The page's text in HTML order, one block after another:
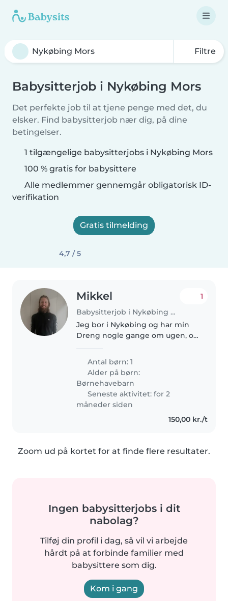
Filtre
Babysitterjob i Nykøbing Mors
Det perfekte job til at tjene penge med det, du
elsker. Find babysitterjob nær dig, på dine
betingelser.
1 tilgængelige babysitterjobs i Nykøbing Mors
100 % gratis for babysittere
Alle medlemmer gennemgår obligatorisk ID-
verifikation
Gratis tilmelding
4,7 / 5
Mikkel
Babysitterjob i Nykøbing Mors
1
Jeg bor i Nykøbing og har min
Dreng nogle gange om ugen, og
tror det vil være mere attraktivt
for ham at komme, hvis han
nogle gange havde en anden..
Antal børn: 1
Alder på børn:
Børnehavebarn
Seneste aktivitet: for 2
måneder siden
150,00 kr./t
Zoom ud på kortet for at finde flere resultater.
Ingen babysitterjobs i dit
nabolag?
Tilføj din profil i dag, så vil vi arbejde
hårdt på at forbinde familier med
babysittere som dig.
Kom i gang